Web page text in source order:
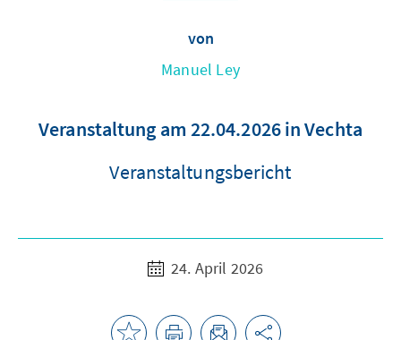
von
Manuel Ley
Veranstaltung am 22.04.2026 in Vechta
Veranstaltungsbericht
24. April 2026